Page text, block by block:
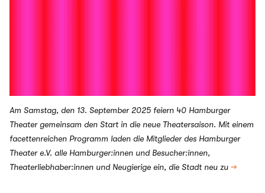
Am Samstag, den 13. September 2025 feiern 40 Hamburger
Theater gemeinsam den Start in die neue Theatersaison. Mit einem
facettenreichen Programm laden die Mitglieder des Hamburger
Theater e.V. alle Hamburger:innen und Besucher:innen,
Theaterliebhaber:innen und Neugierige ein, die Stadt neu zu →